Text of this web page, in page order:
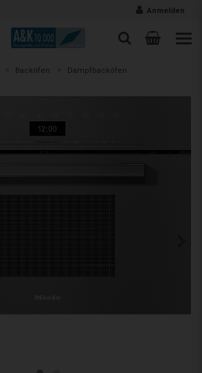
Anmelden
Backöfen Dampfbacköfen